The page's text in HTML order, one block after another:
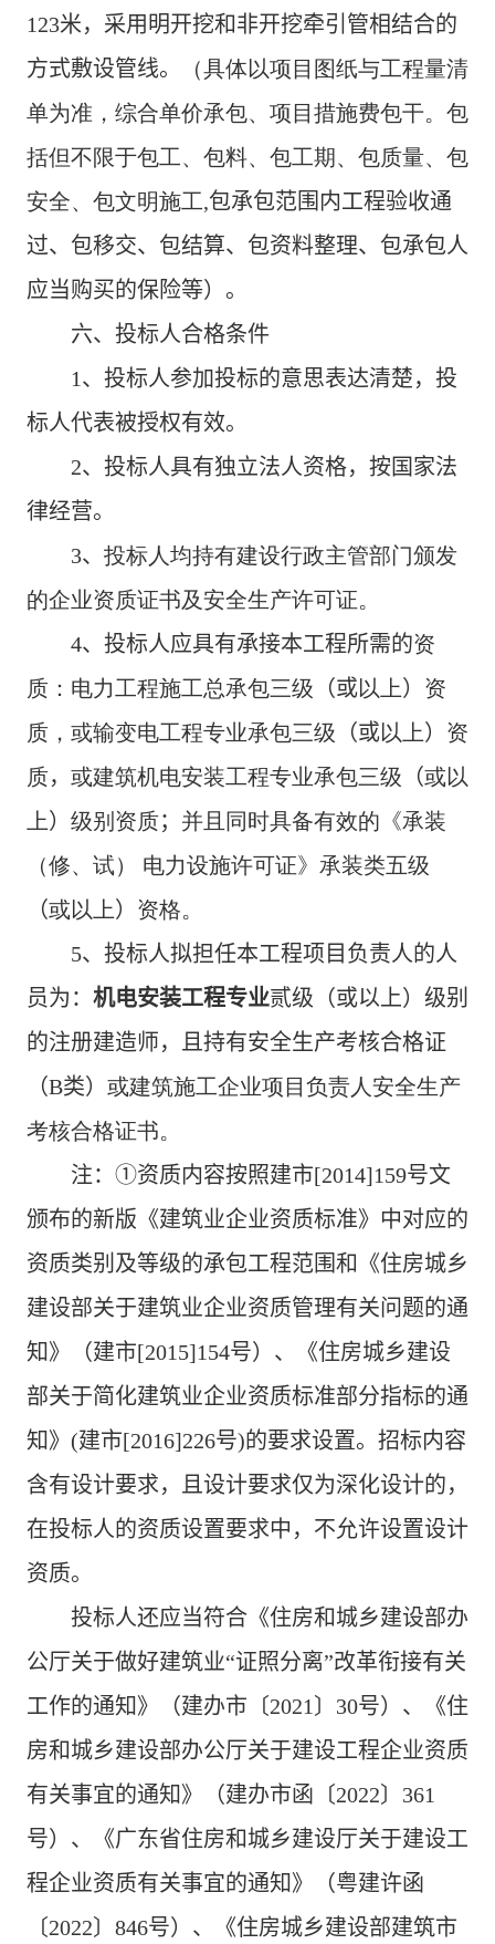
123米， 采用明开挖和非开挖牵引管相结合的
方式敷设管线。
（具体以项目图纸与工程量清
单为准，综合单价承包、项目措施费包干。包
括但不限于包工、包料、包工期、包质量、包
安全、包文明施工,包承包范围内工程验收通
过、包移交、包结算、包资料整理、包承包人
应当购买的保险等）。
六、 投标人合格条件
1、投标人参加投标的意思表达清楚，投
标人代表被授权有效。
2、投标人具有独立法人资格，按国家法
律经营。
3、 投标人均持有建设行政主管部门颁发
的企业资质证书及安全生产许可证。
4、投标人应具有承接本工程所需的资
质：电力工程施工总承包三级 （或以上） 资
质，或输变电工程专业承包三级 （或以上） 资
质， 或建筑机电安装工程专业承包三级 （或以
上） 级别资质； 并且同时具备有效的《承装
（修、试） 电力设施许可证》承装类五级
（或以上） 资格。
5、投标人拟担任本工程项目负责人的人
员为： 机电安装工程专业贰级 （或以上） 级别
的注册建造师， 且 持有安全生产考核合格证
（B类） 或建筑施工企业项目负责人安全生产
考核合格证书。
注：①资质内容按照建市[2014]159号文
颁布的新版《建筑业企业资质标准》中对应的
资质类别及等级的承包工程范围和《住房城乡
建设部关于建筑业企业资质管理有关问题的通
知》（建市[2015]154号）、《住房城乡建设
部关于简化建筑业企业资质标准部分指标的通
知》 (建市[2016]226号)的要求设置。招标内容
含有设计要求，且设计要求仅为深化设计的，
在投标人的资质设置要求中，不允许设置设计
资质。
投标人还应当符合《住房和城乡建设部办
公厅关于做好建筑业“证照分离”改革衔接有关
工作的通知》（建办市〔2021〕 30号）、《住
房和城乡建设部办公厅关于建设工程企业资质
有关事宜的通知》（建办市函〔2022〕 361
号）、《广东省住房和城乡建设厅关于建设工
程企业资质有关事宜的通知》（粤建许函
〔2022〕 846号）、《住房城乡建设部建筑市